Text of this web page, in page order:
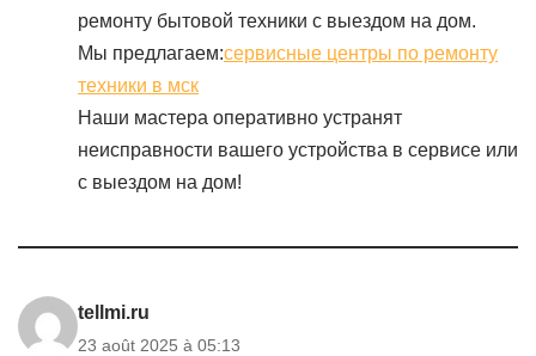
ремонту бытовой техники с выездом на дом.
Мы предлагаем:сервисные центры по ремонту
техники в мск
Наши мастера оперативно устранят
неисправности вашего устройства в сервисе или
с выездом на дом!
tellmi.ru
23 août 2025 à 05:13